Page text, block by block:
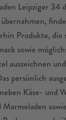
Leipziger 34
Produkte, die
sowie
auszeichnen
persönlich
Käse- und
Marmeladen